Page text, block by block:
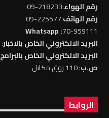
رقم الهواء:218233-09
رقم الهاتف:225577-09
70-959111
: Whatsapp
البريد الالكتروني الخاص بالاخبار: news@rll.com.lb
البريد الالكتروني الخاص بالبرامج
ص.ب: 110 زوق مكايل
الروابط